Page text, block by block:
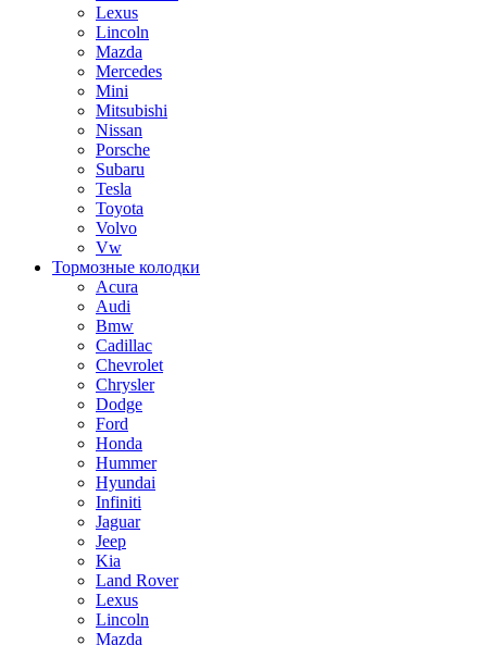
Lexus
Lincoln
Mazda
Mercedes
Mini
Mitsubishi
Nissan
Porsche
Subaru
Tesla
Toyota
Volvo
Vw
Тормозные колодки
Acura
Audi
Bmw
Cadillac
Chevrolet
Chrysler
Dodge
Ford
Honda
Hummer
Hyundai
Infiniti
Jaguar
Jeep
Kia
Land Rover
Lexus
Lincoln
Mazda